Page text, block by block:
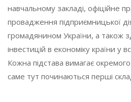
навчальному закладі, офіційне
провадження підприємницької
громадянином України, а також
інвестицій в економіку країни у
Кожна підстава вимагає
саме тут починаються перші